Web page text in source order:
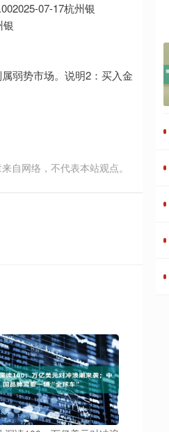
07-17杭州银
弱势市场。说明2：买入金
自网络，不代表本站观点。